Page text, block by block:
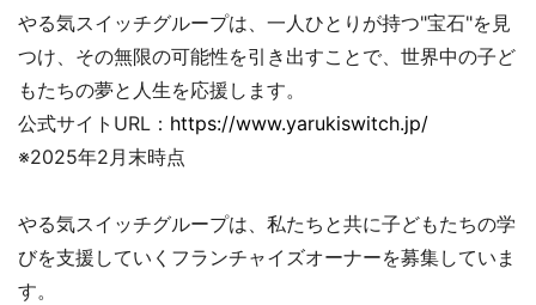
やる気スイッチグループは、一人ひとりが持つ"宝石"を見
つけ、その無限の可能性を引き出すことで、世界中の子ど
もたちの夢と人生を応援します。
公式サイトURL： https://www.yarukiswitch.jp/
※2025年2月末時点
やる気スイッチグループは、私たちと共に子どもたちの学
びを支援していくフランチャイズオーナーを募集していま
す。